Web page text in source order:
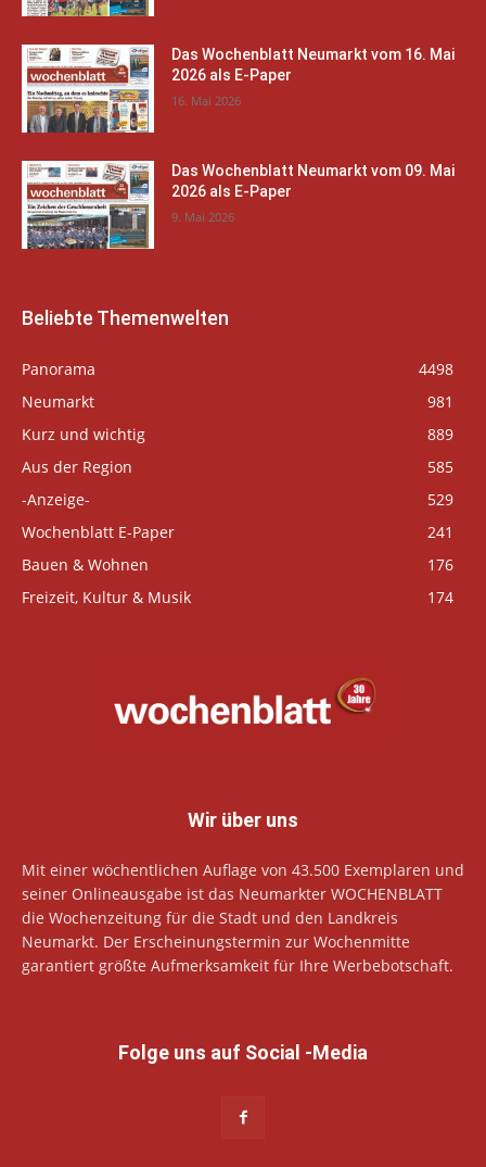
Das Wochenblatt Neumarkt vom 16. Mai
2026 als E-Paper
16. Mai 2026
Das Wochenblatt Neumarkt vom 09. Mai
2026 als E-Paper
9. Mai 2026
Beliebte Themenwelten
Panorama
4498
Neumarkt
981
Kurz und wichtig
889
Aus der Region
585
-Anzeige-
529
Wochenblatt E-Paper
241
Bauen & Wohnen
176
Freizeit, Kultur & Musik
174
Wir über uns
Mit einer wöchentlichen Auflage von 43.500 Exemplaren und
seiner Onlineausgabe ist das Neumarkter WOCHENBLATT
die Wochenzeitung für die Stadt und den Landkreis
Neumarkt. Der Erscheinungstermin zur Wochenmitte
garantiert größte Aufmerksamkeit für Ihre Werbebotschaft.
Folge uns auf Social -Media